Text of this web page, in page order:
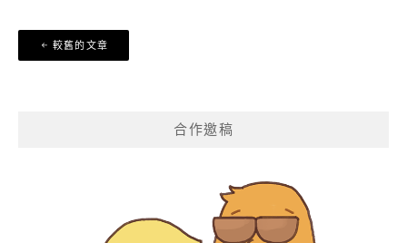
文
章
較舊的文章
合作邀稿